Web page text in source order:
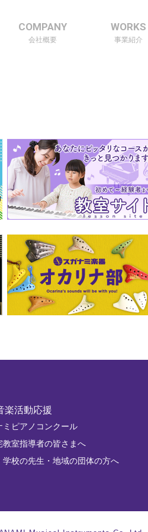
COMPANY
会社概要
WORKS
事業紹介
楽活動応援
ミピアノコンクール
教室指導者の皆さまへ
学校の先生・地域の団体の方へ